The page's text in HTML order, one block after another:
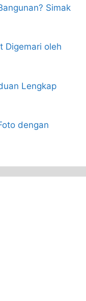
Simak
Digemari oleh
Lengkap
dengan